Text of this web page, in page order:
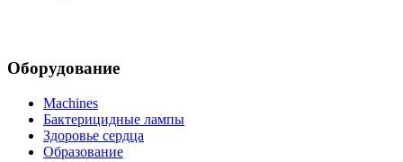
Оборудование
Machines
Бактерицидные лампы
Здоровье сердца
Образование